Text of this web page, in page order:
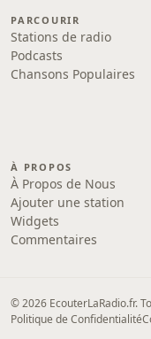
PARCOURIR
Stations de radio
Podcasts
Chansons Populaires
À PROPOS
À Propos de Nous
Ajouter une station
Widgets
Commentaires
© 2026 EcouterLaRadio.fr.
Politique de Confidentialité